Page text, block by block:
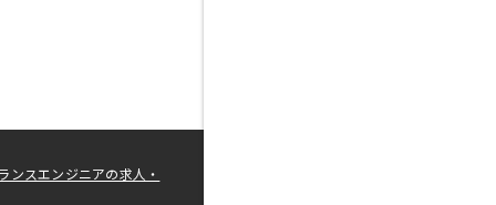
ンスエンジニアの求人・